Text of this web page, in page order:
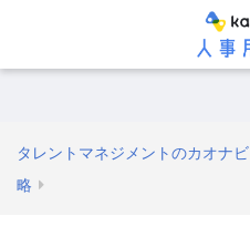
タレントマネジメントのカオナビ
略